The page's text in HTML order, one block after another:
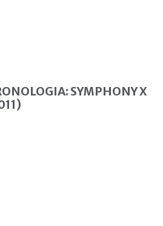
SYMPHONY X